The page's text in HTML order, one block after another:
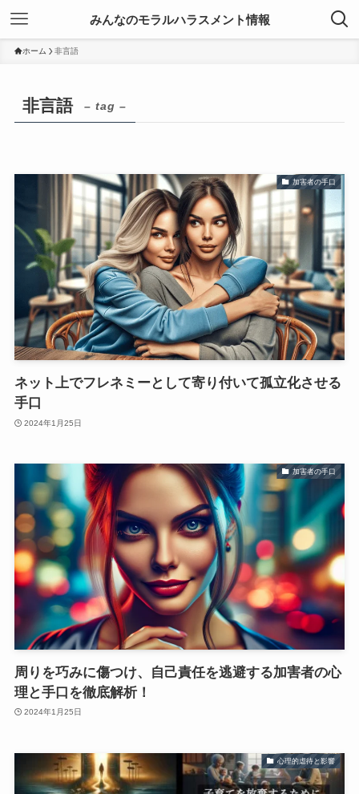
みんなのモラルハラスメント情報
ホーム 非言語
非言語 – tag –
加害者の手口
ネット上でフレネミーとして寄り付いて孤立化させる
手口
2024年1月25日
加害者の手口
周りを巧みに傷つけ、自己責任を逃避する加害者の心
理と手口を徹底解析！
2024年1月25日
心理的虐待と影響